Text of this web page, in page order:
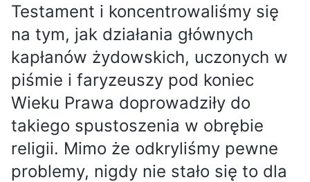
Testament i koncentrowaliśmy się
na tym, jak działania głównych
kapłanów żydowskich, uczonych w
piśmie i faryzeuszy pod koniec
Wieku Prawa doprowadziły do
takiego spustoszenia w obrębie
religii. Mimo że odkryliśmy pewne
problemy, nigdy nie stało się to dla